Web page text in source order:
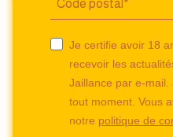
Je certifie avoir 18
recevoir les
Jaillance par e-
tout moment. Vous
notre politique de